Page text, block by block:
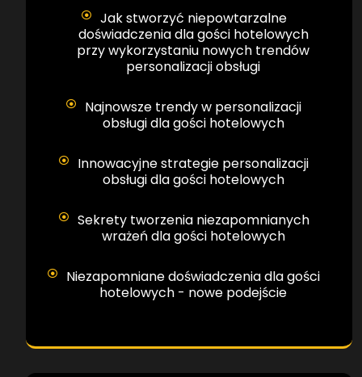
Jak stworzyć niepowtarzalne
doświadczenia dla gości hotelowych
przy wykorzystaniu nowych trendów
personalizacji obsługi
Najnowsze trendy w personalizacji
obsługi dla gości hotelowych
Innowacyjne strategie personalizacji
obsługi dla gości hotelowych
Sekrety tworzenia niezapomnianych
wrażeń dla gości hotelowych
Niezapomniane doświadczenia dla gości
hotelowych - nowe podejście